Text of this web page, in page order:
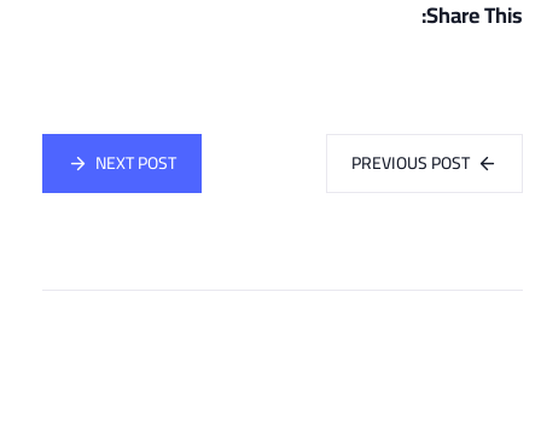
Share This:
PREVIOUS POST
NEXT POST